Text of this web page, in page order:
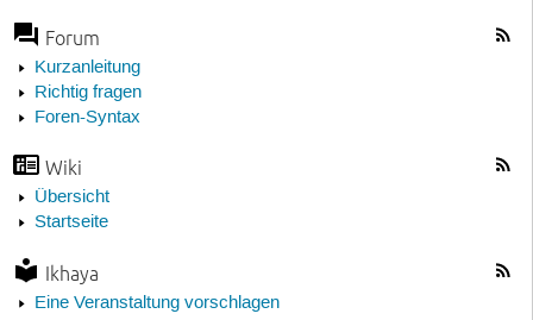
Forum
Kurzanleitung
Richtig fragen
Foren-Syntax
Wiki
Übersicht
Startseite
Ikhaya
Eine Veranstaltung vorschlagen